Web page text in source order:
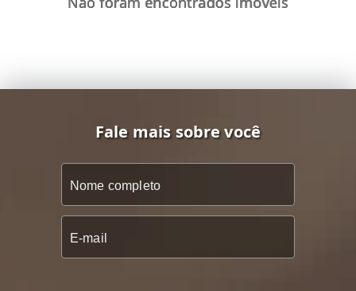
Fale mais sobre você